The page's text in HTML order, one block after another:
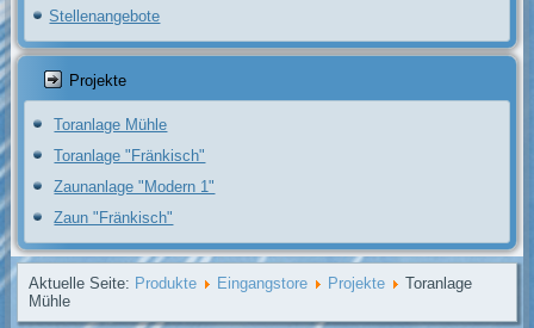
Stellenangebote
Projekte
Toranlage Mühle
Toranlage "Fränkisch"
Zaunanlage "Modern 1"
Zaun "Fränkisch"
Aktuelle Seite: Produkte Eingangstore Projekte
Toranlage
Mühle